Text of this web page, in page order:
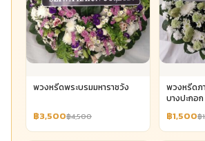
พวงหรีดพระบรมมหาราชวัง
฿3,500฿4,500
พวงหรีดภ
บางปะกอ
฿1,500฿